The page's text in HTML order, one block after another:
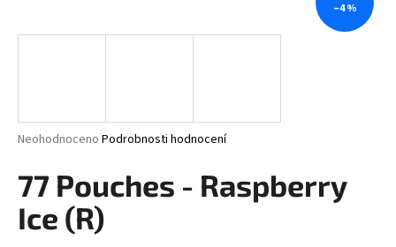
Průměrné
produktu
je
0,0
Neohodnoceno Podrobnosti hodnocení
77 Pouches - Raspberry
Ice (R)
–4 %